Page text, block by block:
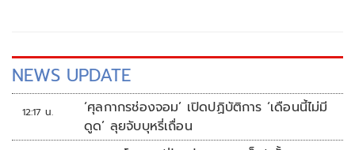
NEWS UPDATE
12:17 น.
‘ศุลกากรช่องจอม’ เปิดปฏิบัติการ ‘เดือนนี้ไม่มี
ดูด’ ลุยจับบุหรี่เถื่อน